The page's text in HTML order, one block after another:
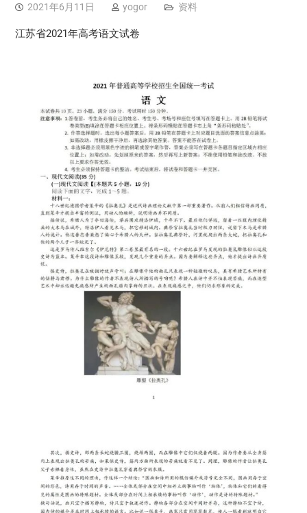
2021年6月11日 yogor 资料
江苏省2021年高考语文试卷